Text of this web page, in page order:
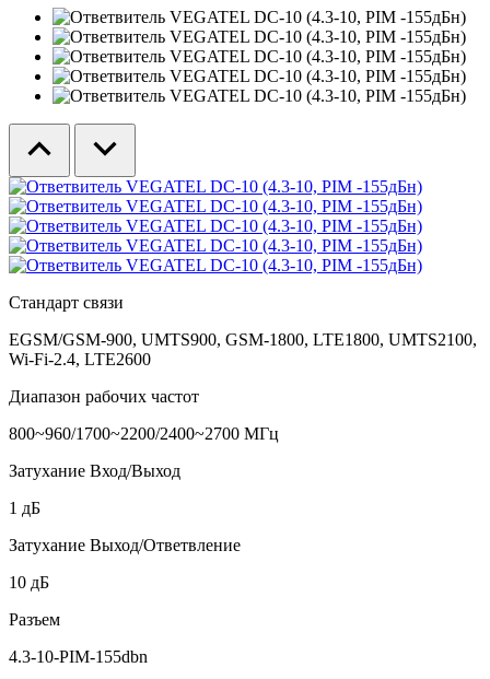
Стандарт связи
EGSM/GSM-900, UMTS900, GSM-1800, LTE1800, UMTS2100,
Wi-Fi-2.4, LTE2600
Диапазон рабочих частот
800~960/1700~2200/2400~2700 МГц
Затухание Вход/Выход
1 дБ
Затухание Выход/Ответвление
10 дБ
Разъем
4.3-10-PIM-155dbn